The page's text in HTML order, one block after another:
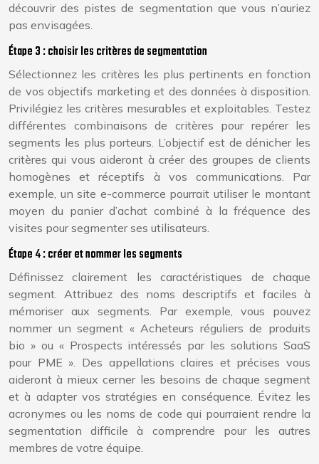
découvrir des pistes de segmentation que vous n’auriez
pas envisagées.
Étape 3 : choisir les critères de segmentation
Sélectionnez les critères les plus pertinents en fonction
de vos objectifs marketing et des données à disposition.
Privilégiez les critères mesurables et exploitables. Testez
différentes combinaisons de critères pour repérer les
segments les plus porteurs. L’objectif est de dénicher les
critères qui vous aideront à créer des groupes de clients
homogènes et réceptifs à vos communications. Par
exemple, un site e-commerce pourrait utiliser le montant
moyen du panier d’achat combiné à la fréquence des
visites pour segmenter ses utilisateurs.
Étape 4 : créer et nommer les segments
Définissez clairement les caractéristiques de chaque
segment. Attribuez des noms descriptifs et faciles à
mémoriser aux segments. Par exemple, vous pouvez
nommer un segment « Acheteurs réguliers de produits
bio » ou « Prospects intéressés par les solutions SaaS
pour PME ». Des appellations claires et précises vous
aideront à mieux cerner les besoins de chaque segment
et à adapter vos stratégies en conséquence. Évitez les
acronymes ou les noms de code qui pourraient rendre la
segmentation difficile à comprendre pour les autres
membres de votre équipe.